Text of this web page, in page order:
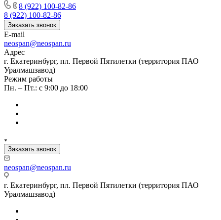
8 (922) 100-82-86
8 (922) 100-82-86
Заказать звонок
E-mail
neospan@neospan.ru
Адрес
г. Екатеринбург, пл. Первой Пятилетки (территория ПАО
Уралмашзавод)
Режим работы
Пн. – Пт.: с 9:00 до 18:00
Заказать звонок
neospan@neospan.ru
г. Екатеринбург, пл. Первой Пятилетки (территория ПАО
Уралмашзавод)